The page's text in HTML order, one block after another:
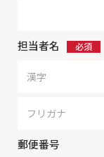
担当者名
郵便番号